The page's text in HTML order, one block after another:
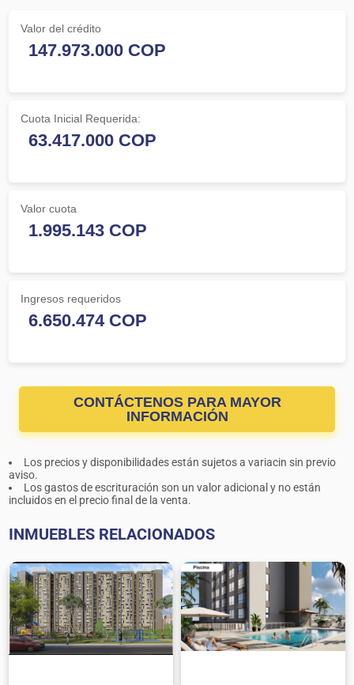
Valor del crédito
Cuota Inicial Requerida:
Valor cuota
Ingresos requeridos
CONTÁCTENOS PARA MAYOR
INFORMACIÓN
Los precios y disponibilidades están sujetos a variacin sin previo
aviso.
Los gastos de escrituración son un valor adicional y no están
incluidos en el precio final de la venta.
INMUEBLES RELACIONADOS